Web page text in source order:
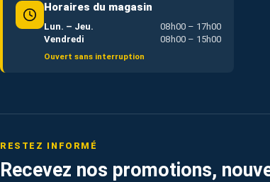
Horaires du magasin
Lun. – Jeu.
08h00 – 17h00
Vendredi
08h00 – 15h00
Ouvert sans interruption
RESTEZ INFORMÉ
Recevez nos promotions,